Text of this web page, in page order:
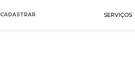
CADASTRAR SERVIÇOS